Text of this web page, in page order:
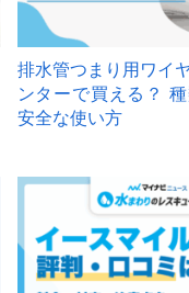
排水管つまり用ワイ
ンターで買える？
安全な使い方